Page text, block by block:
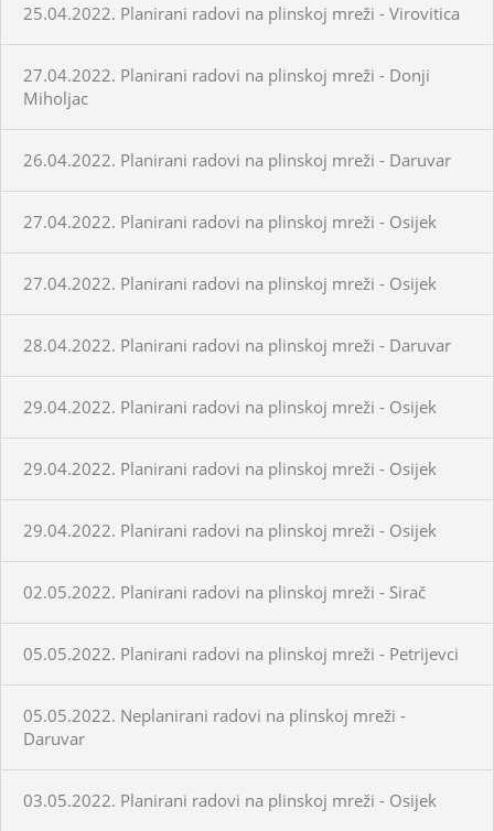
25.04.2022. Planirani radovi na plinskoj mreži - Virovitica
27.04.2022. Planirani radovi na plinskoj mreži - Donji
Miholjac
26.04.2022. Planirani radovi na plinskoj mreži - Daruvar
27.04.2022. Planirani radovi na plinskoj mreži - Osijek
27.04.2022. Planirani radovi na plinskoj mreži - Osijek
28.04.2022. Planirani radovi na plinskoj mreži - Daruvar
29.04.2022. Planirani radovi na plinskoj mreži - Osijek
29.04.2022. Planirani radovi na plinskoj mreži - Osijek
29.04.2022. Planirani radovi na plinskoj mreži - Osijek
02.05.2022. Planirani radovi na plinskoj mreži - Sirač
05.05.2022. Planirani radovi na plinskoj mreži - Petrijevci
05.05.2022. Neplanirani radovi na plinskoj mreži -
Daruvar
03.05.2022. Planirani radovi na plinskoj mreži - Osijek